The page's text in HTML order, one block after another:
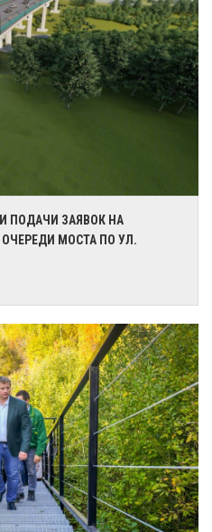
ПОДАЧИ ЗАЯВОК НА
МОСТА ПО УЛ.